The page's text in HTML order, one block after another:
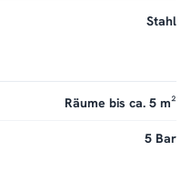
Stahl
Räume bis ca. 5 m²
5 Bar